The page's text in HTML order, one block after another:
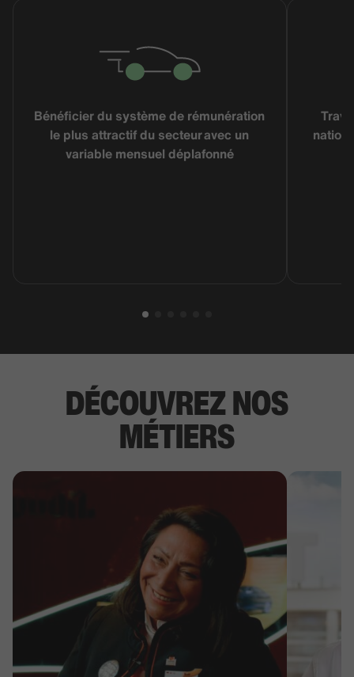
Bénéficier du système de rémunération
le plus attractif du secteur avec un
variable mensuel déplafonné
DÉCOUVREZ NOS
MÉTIERS